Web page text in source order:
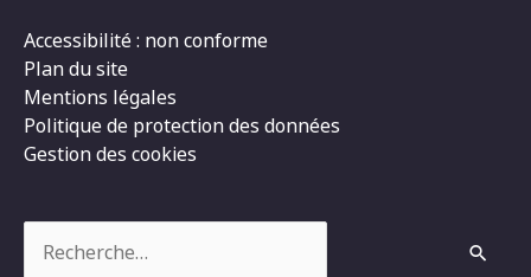
Accessibilité : non conforme
Plan du site
Mentions légales
Politique de protection des données
Gestion des cookies